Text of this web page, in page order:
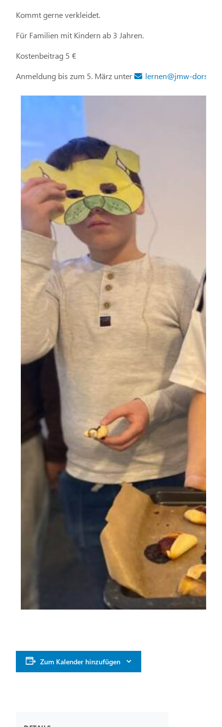
Kommt gerne verkleidet.
Für Familien mit Kindern ab 3 Jahren.
Kostenbeitrag 5 €
Anmeldung bis zum 5. März unter
lernen@jmw-
Zum Kalender hinzufügen